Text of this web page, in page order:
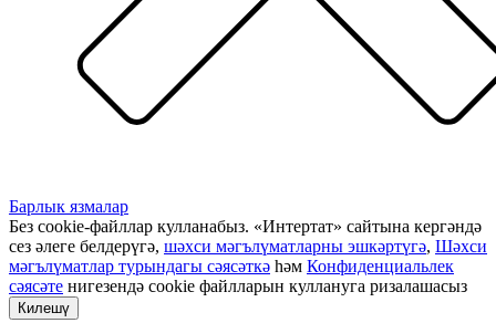
Барлык язмалар
Без cookie-файллар кулланабыз. «Интертат» сайтына кергәндә
сез әлеге белдерүгә, шәхси мәгълүматларны эшкәртүгә, Шәхси
мәгълүматлар турындагы сәясәткә һәм Конфиденциальлек
сәясәте нигезендә cookie файлларын куллануга ризалашасыз
Килешү